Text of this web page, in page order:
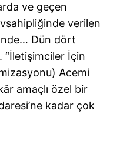
ve geçen
verilen
Dün dört
“İletişimciler İçin
Acemi
amaçlı özel bir
kadar çok